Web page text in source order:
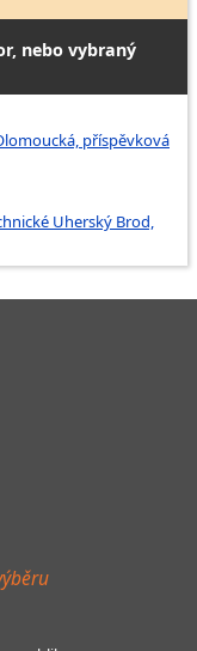
nebo vybraný
příspěvková
Uherský Brod,